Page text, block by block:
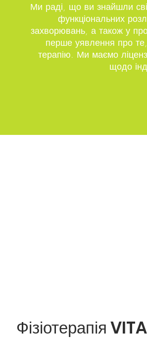
Ми раді, що ви знайшли
функціональних
захворювань, а також у
перше уявлення про
терапію. Ми маємо
щодо
Фізіотерапія